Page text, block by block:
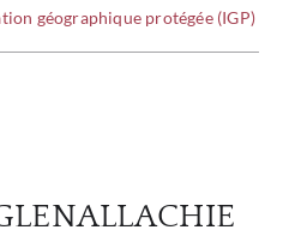
géographique protégée (IGP)